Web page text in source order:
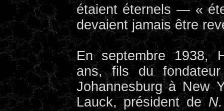
étaient éternels — «
devaient jamais être
En septembre 1938,
ans, fils du
Johannesburg à New
Lauck, président de